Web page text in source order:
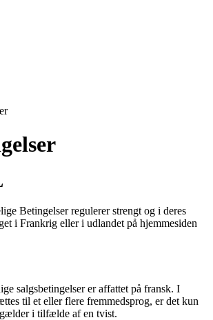
Betingelser regulerer strengt og i deres
i Frankrig eller i udlandet på hjemmesiden
salgsbetingelser er affattet på fransk. I
til et eller flere fremmedsprog, er det kun
i tilfælde af en tvist.